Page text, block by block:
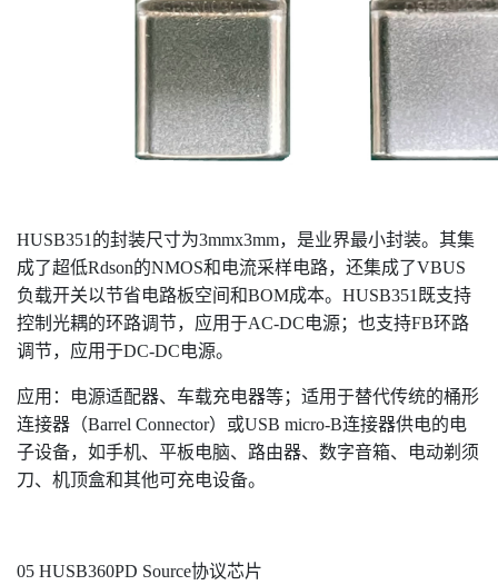
HUSB351的封装尺寸为3mmx3mm，是业界最小封装。其集
成了超低Rdson的NMOS和电流采样电路，还集成了VBUS
负载开关以节省电路板空间和BOM成本。HUSB351既支持
控制光耦的环路调节，应用于AC-DC电源；也支持FB环路
调节，应用于DC-DC电源。
应用：电源适配器、车载充电器等；适用于替代传统的桶形
连接器（Barrel Connector）或USB micro-B连接器供电的电
子设备，如手机、平板电脑、路由器、数字音箱、电动剃须
刀、机顶盒和其他可充电设备。
05 HUSB360PD Source协议芯片